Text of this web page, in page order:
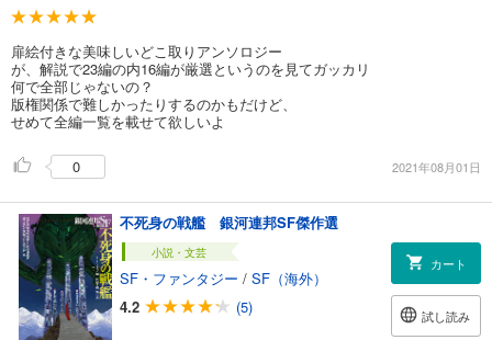
扉絵付きな美味しいどこ取りアンソロジー
が、解説で23編の内16編が厳選というのを見てガッカリ
何で全部じゃないの？
版権関係で難しかったりするのかもだけど、
せめて全編一覧を載せて欲しいよ
0 2021年08月01日
不死身の戦艦 銀河連邦SF傑作選
小説・文芸
SF・ファンタジー / SF（海外）
4.2
(5)
カート
試し読み